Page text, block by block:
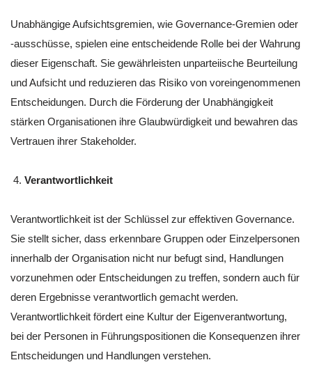
Unabhängige Aufsichtsgremien, wie Governance-Gremien oder
-ausschüsse, spielen eine entscheidende Rolle bei der Wahrung
dieser Eigenschaft. Sie gewährleisten unparteiische Beurteilung
und Aufsicht und reduzieren das Risiko von voreingenommenen
Entscheidungen. Durch die Förderung der Unabhängigkeit
stärken Organisationen ihre Glaubwürdigkeit und bewahren das
Vertrauen ihrer Stakeholder.
Verantwortlichkeit
Verantwortlichkeit ist der Schlüssel zur effektiven Governance.
Sie stellt sicher, dass erkennbare Gruppen oder Einzelpersonen
innerhalb der Organisation nicht nur befugt sind, Handlungen
vorzunehmen oder Entscheidungen zu treffen, sondern auch für
deren Ergebnisse verantwortlich gemacht werden.
Verantwortlichkeit fördert eine Kultur der Eigenverantwortung,
bei der Personen in Führungspositionen die Konsequenzen ihrer
Entscheidungen und Handlungen verstehen.